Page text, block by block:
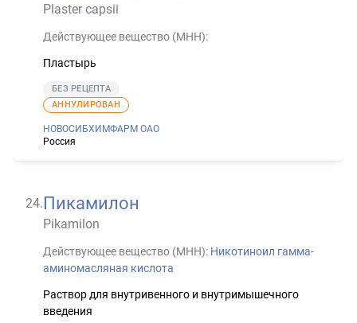
Plaster capsii
Действующее вещество (МНН):
Пластырь
БЕЗ РЕЦЕПТА
НОВОСИБХИМФАРМ ОАО
Россия
АННУЛИРОВАН
24.Пикамилон
Pikamilon
Действующее вещество (МНН): Никотиноил гамма-
аминомасляная кислота
Раствор для внутривенного и внутримышечного
введения